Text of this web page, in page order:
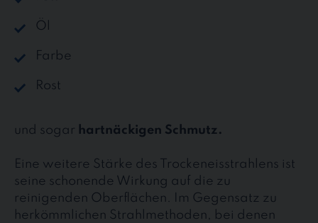
Öl
Farbe
Rost
und sogar hartnäckigen Schmutz.
Eine weitere Stärke des Trockeneisstrahlens ist
seine schonende Wirkung auf die zu
reinigenden Oberflächen. Im Gegensatz zu
herkömmlichen Strahlmethoden, bei denen